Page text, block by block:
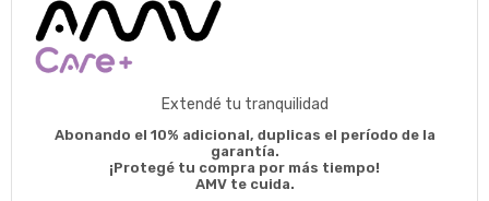
Extendé tu tranquilidad
Abonando el 10% adicional, duplicas el período de la
garantía.
¡Protegé tu compra por más tiempo!
AMV te cuida.